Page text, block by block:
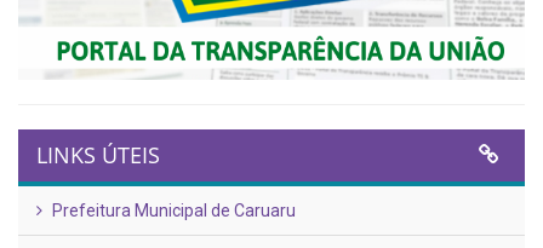
LINKS ÚTEIS
Prefeitura Municipal de Caruaru